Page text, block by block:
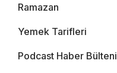
Ramazan
Yemek Tarifleri
Podcast Haber Bülteni